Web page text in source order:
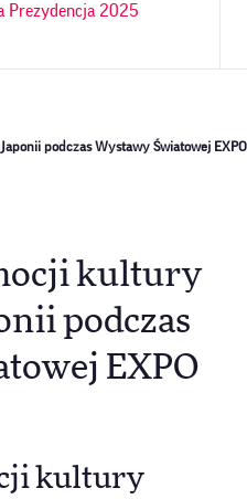
Prezydencja 2025
podczas Wystawy Światowej EXPO
kultury
podczas
EXPO
kultury